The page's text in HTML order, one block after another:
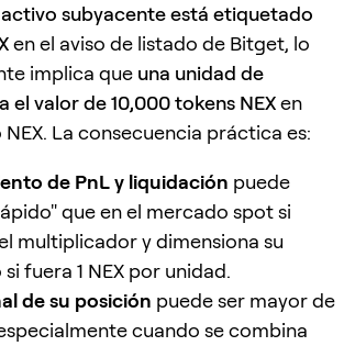
activo subyacente está etiquetado
en el aviso de listado de Bitget, lo
implica que una unidad de
valor de 10,000 tokens NEXen
La consecuencia práctica es:
de PnL y liquidación puede
que en el mercado spot si
multiplicador y dimensiona su
fuera 1 NEX por unidad.
de su posición puede ser mayor de
cuando se combina